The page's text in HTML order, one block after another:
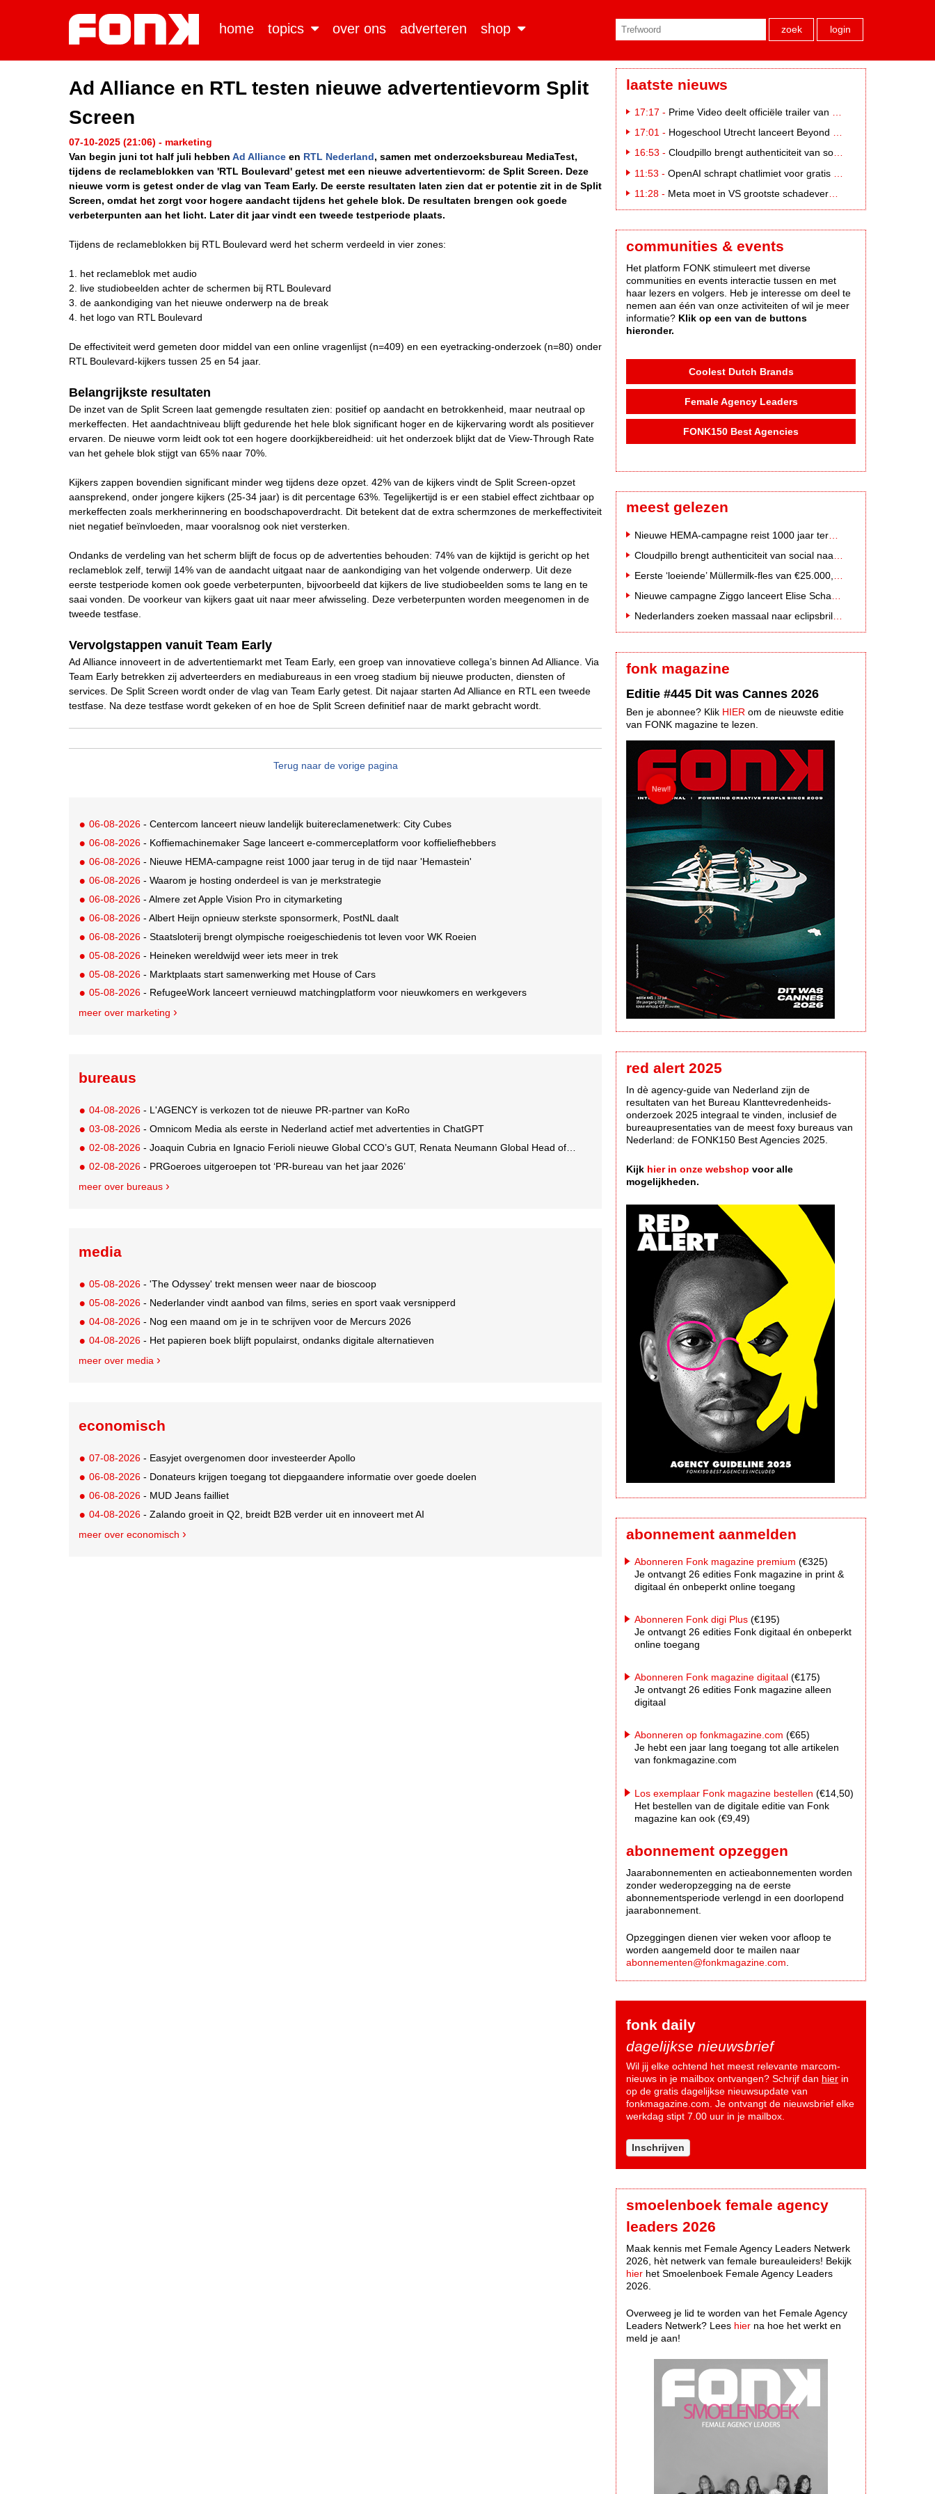
home topics over ons adverteren shop zoek login
Ad Alliance en RTL testen nieuwe advertentievorm Split
Screen
07-10-2025 (21:06) - marketing
Van begin juni tot half juli hebben Ad Alliance en RTL Nederland, samen met onderzoeksbureau MediaTest,
tijdens de reclameblokken van 'RTL Boulevard' getest met een nieuwe advertentievorm: de Split Screen. Deze
nieuwe vorm is getest onder de vlag van Team Early. De eerste resultaten laten zien dat er potentie zit in de Split
Screen, omdat het zorgt voor hogere aandacht tijdens het gehele blok. De resultaten brengen ook goede
verbeterpunten aan het licht. Later dit jaar vindt een tweede testperiode plaats.
Tijdens de reclameblokken bij RTL Boulevard werd het scherm verdeeld in vier zones:
1. het reclameblok met audio
2. live studiobeelden achter de schermen bij RTL Boulevard
3. de aankondiging van het nieuwe onderwerp na de break
4. het logo van RTL Boulevard
De effectiviteit werd gemeten door middel van een online vragenlijst (n=409) en een eyetracking-onderzoek (n=80) onder
RTL Boulevard-kijkers tussen 25 en 54 jaar.
Belangrijkste resultaten
De inzet van de Split Screen laat gemengde resultaten zien: positief op aandacht en betrokkenheid, maar neutraal op
merkeffecten. Het aandachtniveau blijft gedurende het hele blok significant hoger en de kijkervaring wordt als positiever
ervaren. De nieuwe vorm leidt ook tot een hogere doorkijkbereidheid: uit het onderzoek blijkt dat de View-Through Rate
van het gehele blok stijgt van 65% naar 70%.
Kijkers zappen bovendien significant minder weg tijdens deze opzet. 42% van de kijkers vindt de Split Screen-opzet
aansprekend, onder jongere kijkers (25-34 jaar) is dit percentage 63%. Tegelijkertijd is er een stabiel effect zichtbaar op
merkeffecten zoals merkherinnering en boodschapoverdracht. Dit betekent dat de extra schermzones de merkeffectiviteit
niet negatief beïnvloeden, maar vooralsnog ook niet versterken.
Ondanks de verdeling van het scherm blijft de focus op de advertenties behouden: 74% van de kijktijd is gericht op het
reclameblok zelf, terwijl 14% van de aandacht uitgaat naar de aankondiging van het volgende onderwerp. Uit deze
eerste testperiode komen ook goede verbeterpunten, bijvoorbeeld dat kijkers de live studiobeelden soms te lang en te
saai vonden. De voorkeur van kijkers gaat uit naar meer afwisseling. Deze verbeterpunten worden meegenomen in de
tweede testfase.
Vervolgstappen vanuit Team Early
Ad Alliance innoveert in de advertentiemarkt met Team Early, een groep van innovatieve collega’s binnen Ad Alliance. Via
Team Early betrekken zij adverteerders en mediabureaus in een vroeg stadium bij nieuwe producten, diensten of
services. De Split Screen wordt onder de vlag van Team Early getest. Dit najaar starten Ad Alliance en RTL een tweede
testfase. Na deze testfase wordt gekeken of en hoe de Split Screen definitief naar de markt gebracht wordt.
Terug naar de vorige pagina
06-08-2026 - Centercom lanceert nieuw landelijk buitereclamenetwerk: City Cubes
06-08-2026 - Koffiemachinemaker Sage lanceert e-commerceplatform voor koffieliefhebbers
06-08-2026 - Nieuwe HEMA-campagne reist 1000 jaar terug in de tijd naar 'Hemastein'
06-08-2026 - Waarom je hosting onderdeel is van je merkstrategie
06-08-2026 - Almere zet Apple Vision Pro in citymarketing
06-08-2026 - Albert Heijn opnieuw sterkste sponsormerk, PostNL daalt
06-08-2026 - Staatsloterij brengt olympische roeigeschiedenis tot leven voor WK Roeien
05-08-2026 - Heineken wereldwijd weer iets meer in trek
05-08-2026 - Marktplaats start samenwerking met House of Cars
05-08-2026 - RefugeeWork lanceert vernieuwd matchingplatform voor nieuwkomers en werkgevers
meer over marketing
bureaus
04-08-2026 - L'AGENCY is verkozen tot de nieuwe PR-partner van KoRo
03-08-2026 - Omnicom Media als eerste in Nederland actief met advertenties in ChatGPT
02-08-2026 - Joaquin Cubria en Ignacio Ferioli nieuwe Global CCO’s GUT, Renata Neumann Global Head of Production
02-08-2026 - PRGoeroes uitgeroepen tot ‘PR-bureau van het jaar 2026’
meer over bureaus
media
05-08-2026 - 'The Odyssey' trekt mensen weer naar de bioscoop
05-08-2026 - Nederlander vindt aanbod van films, series en sport vaak versnipperd
04-08-2026 - Nog een maand om je in te schrijven voor de Mercurs 2026
04-08-2026 - Het papieren boek blijft populairst, ondanks digitale alternatieven
meer over media
economisch
07-08-2026 - Easyjet overgenomen door investeerder Apollo
06-08-2026 - Donateurs krijgen toegang tot diepgaandere informatie over goede doelen
06-08-2026 - MUD Jeans failliet
04-08-2026 - Zalando groeit in Q2, breidt B2B verder uit en innoveert met AI
meer over economisch
laatste nieuws
17:17 - Prime Video deelt officiële trailer van L*VE KLEINE
17:01 - Hogeschool Utrecht lanceert Beyond Campus binnen International Creative Business
16:53 - Cloudpillo brengt authenticiteit van social naar tv
11:53 - OpenAI schrapt chatlimiet voor gratis ChatGPT-gebruikers
11:28 - Meta moet in VS grootste schadevergoeding ooit betalen: 567 miljoen dollar
communities & events
Het platform FONK stimuleert met diverse
communities en events interactie tussen en met
haar lezers en volgers. Heb je interesse om deel te
nemen aan één van onze activiteiten of wil je meer
informatie? Klik op een van de buttons
hieronder.
Coolest Dutch Brands
Female Agency Leaders
FONK150 Best Agencies
meest gelezen
Nederlanders zoeken massaal naar eclipsbrillen op Marktplaats
fonk magazine
Editie #445 Dit was Cannes 2026
Ben je abonnee? Klik HIER om de nieuwste editie
van FONK magazine te lezen.
red alert 2025
In dè agency-guide van Nederland zijn de
resultaten van het Bureau Klanttevredenheids-
onderzoek 2025 integraal te vinden, inclusief de
bureaupresentaties van de meest foxy bureaus van
Nederland: de FONK150 Best Agencies 2025.
Kijk hier in onze webshop voor alle
mogelijkheden.
abonnement aanmelden
Abonneren Fonk magazine premium (€325)
Je ontvangt 26 edities Fonk magazine in print &
digitaal én onbeperkt online toegang
Abonneren Fonk digi Plus (€195)
Je ontvangt 26 edities Fonk digitaal én onbeperkt
online toegang
Abonneren Fonk magazine digitaal (€175)
Je ontvangt 26 edities Fonk magazine alleen
digitaal
Abonneren op fonkmagazine.com (€65)
Je hebt een jaar lang toegang tot alle artikelen
van fonkmagazine.com
Los exemplaar Fonk magazine bestellen (€14,50)
Het bestellen van de digitale editie van Fonk
magazine kan ook (€9,49)
abonnement opzeggen
Jaarabonnementen en actieabonnementen worden
zonder wederopzegging na de eerste
abonnementsperiode verlengd in een doorlopend
jaarabonnement.
Opzeggingen dienen vier weken voor afloop te
worden aangemeld door te mailen naar
abonnementen@fonkmagazine.com
fonk daily
dagelijkse nieuwsbrief
Wil jij elke ochtend het meest relevante marcom-
nieuws in je mailbox ontvangen? Schrijf dan hier in
op de gratis dagelijkse nieuwsupdate van
fonkmagazine.com. Je ontvangt de nieuwsbrief elke
werkdag stipt 7.00 uur in je mailbox.
Inschrijven
smoelenboek female agency
leaders 2026
Maak kennis met Female Agency Leaders Netwerk
2026, hèt netwerk van female bureauleiders! Bekijk
hier het Smoelenboek Female Agency Leaders
2026.
Overweeg je lid te worden van het Female Agency
Leaders Netwerk? Lees hier na hoe het werkt en
meld je aan!